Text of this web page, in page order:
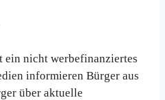
nicht werbefinanziertes
informieren Bürger aus
über aktuelle